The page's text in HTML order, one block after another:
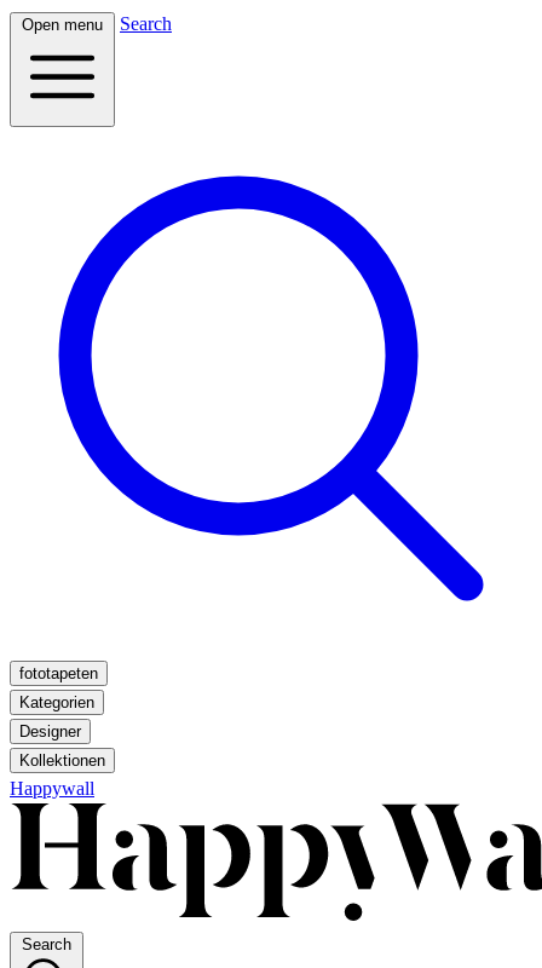
Open menu Search
fototapeten
Kategorien
Designer
Kollektionen
Happywall
Search